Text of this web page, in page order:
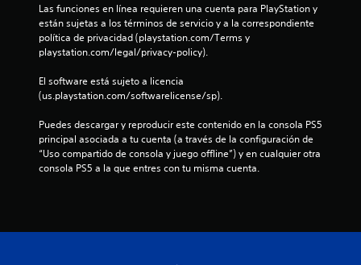
n
d
e
t
i
m
p
.
S
e
Las funciones en línea requieren una cuenta para PlayStation y
están sujetas a los términos de servicio y a la correspondiente
política de privacidad (playstation.com/Terms y
playstation.com/legal/privacy-policy).
El software está sujeto a licencia
(us.playstation.com/softwarelicense/sp).
Puedes descargar y reproducir este contenido en la consola PS5
principal asociada a tu cuenta (a través de la configuración de
“Uso compartido de consola y juego offline”) y en cualquier otra
consola PS5 a la que entres con tu misma cuenta.